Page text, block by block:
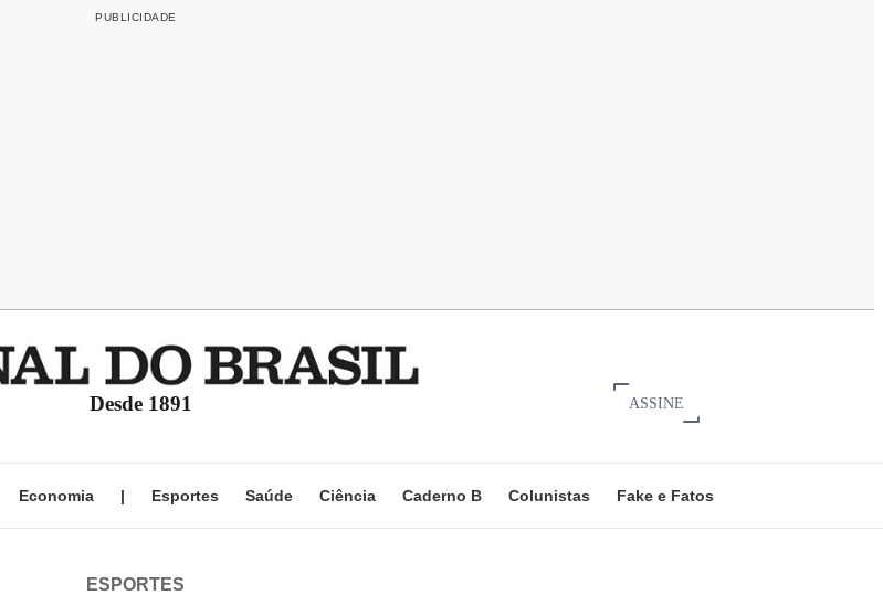
Desde 1891 ASSINE
Economia | Esportes Saúde Ciência Caderno B Colunistas Fake e Fatos
ESPORTES